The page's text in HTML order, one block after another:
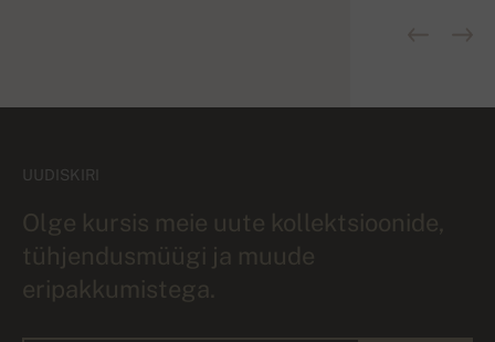
UUDISKIRI
Olge kursis meie uute kollektsioonide,
tühjendusmüügi ja muude
eripakkumistega.